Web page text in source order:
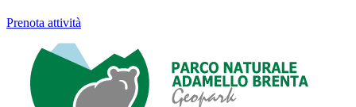
Prenota attività